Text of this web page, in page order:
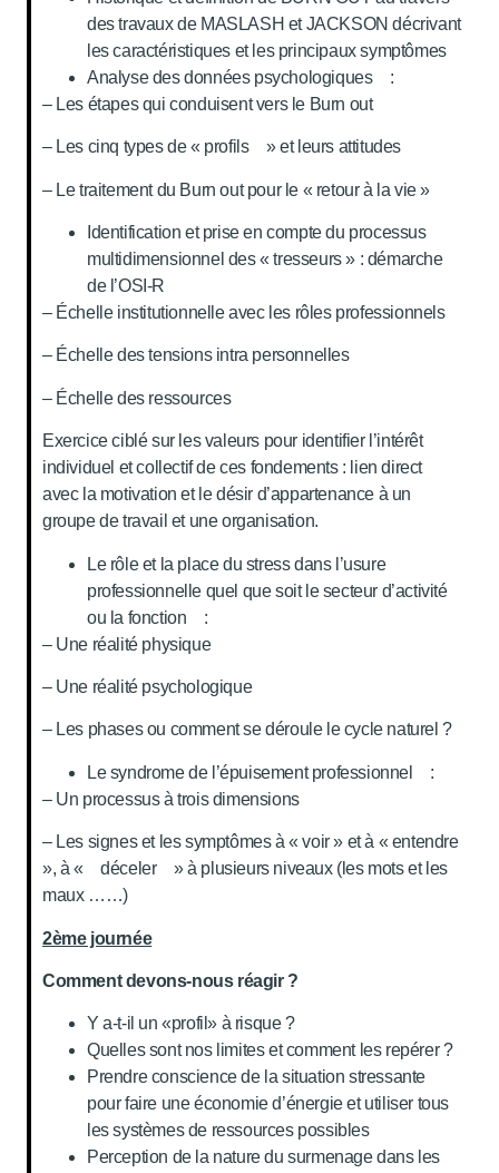
des travaux de MASLASH et JACKSON décrivant
les caractéristiques et les principaux symptômes
Analyse des données psychologiques :
– Les étapes qui conduisent vers le Burn out
– Les cinq types de « profils » et leurs attitudes
– Le traitement du Burn out pour le « retour à la vie »
Identification et prise en compte du processus
multidimensionnel des « tresseurs » : démarche
de l’OSI-R
– Échelle institutionnelle avec les rôles professionnels
– Échelle des tensions intra personnelles
– Échelle des ressources
Exercice ciblé sur les valeurs pour identifier l’intérêt
individuel et collectif de ces fondements : lien direct
avec la motivation et le désir d’appartenance à un
groupe de travail et une organisation.
Le rôle et la place du stress dans l’usure
professionnelle quel que soit le secteur d’activité
ou la fonction :
– Une réalité physique
– Une réalité psychologique
– Les phases ou comment se déroule le cycle naturel ?
Le syndrome de l’épuisement professionnel :
– Un processus à trois dimensions
– Les signes et les symptômes à « voir » et à « entendre
», à « déceler » à plusieurs niveaux (les mots et les
maux ……)
2ème journée
Comment devons-nous réagir ?
Y a-t-il un «profil» à risque ?
Quelles sont nos limites et comment les repérer ?
Prendre conscience de la situation stressante
pour faire une économie d’énergie et utiliser tous
les systèmes de ressources possibles
Perception de la nature du surmenage dans les